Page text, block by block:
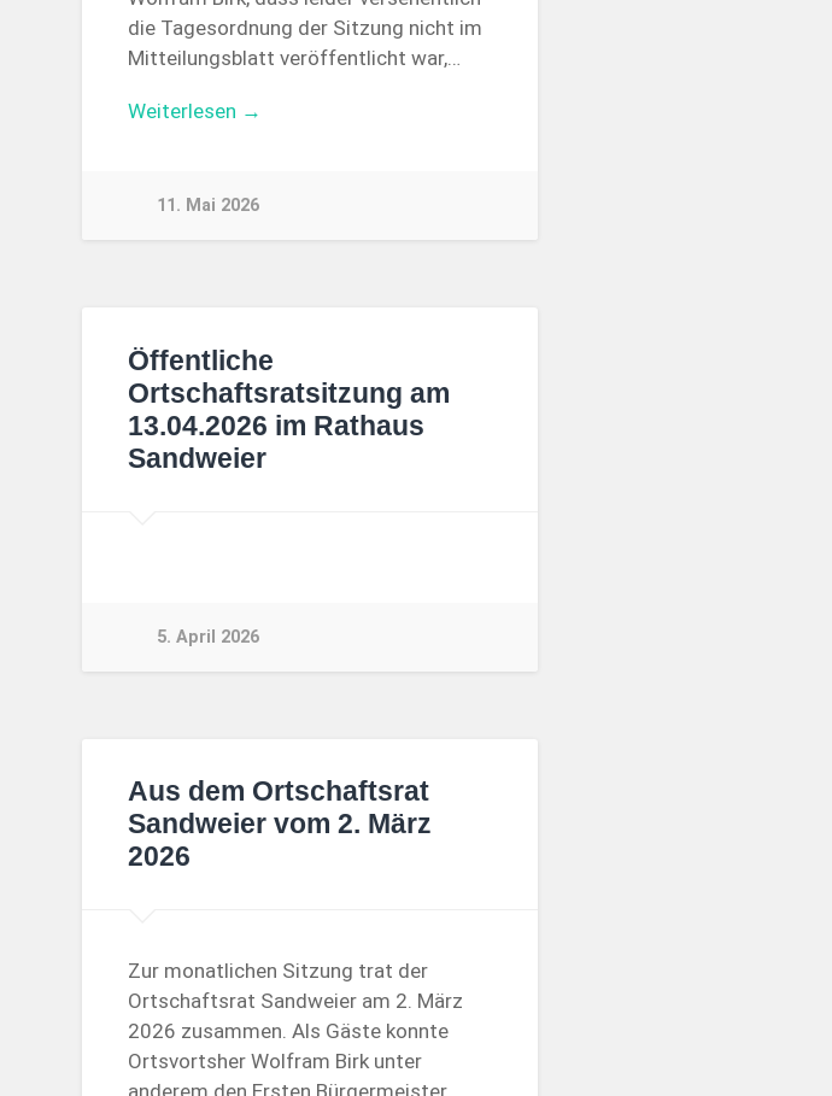
die Tagesordnung der Sitzung nicht im
Mitteilungsblatt veröffentlicht war,…
Weiterlesen →
11. Mai 2026
Öffentliche
Ortschaftsratsitzung am
13.04.2026 im Rathaus
Sandweier
5. April 2026
Aus dem Ortschaftsrat
Sandweier vom 2. März
2026
Zur monatlichen Sitzung trat der
Ortschaftsrat Sandweier am 2. März
2026 zusammen. Als Gäste konnte
Ortsvortsher Wolfram Birk unter